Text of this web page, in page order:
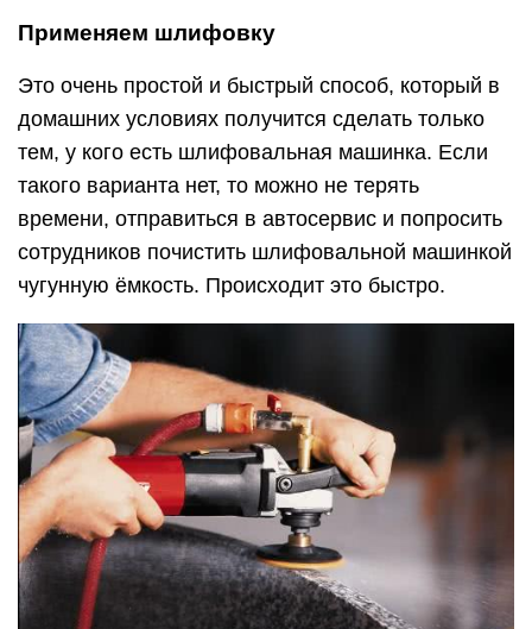
Применяем шлифовку
Это очень простой и быстрый способ, который в
домашних условиях получится сделать только
тем, у кого есть шлифовальная машинка. Если
такого варианта нет, то можно не терять
времени, отправиться в автосервис и попросить
сотрудников почистить шлифовальной машинкой
чугунную ёмкость. Происходит это быстро.